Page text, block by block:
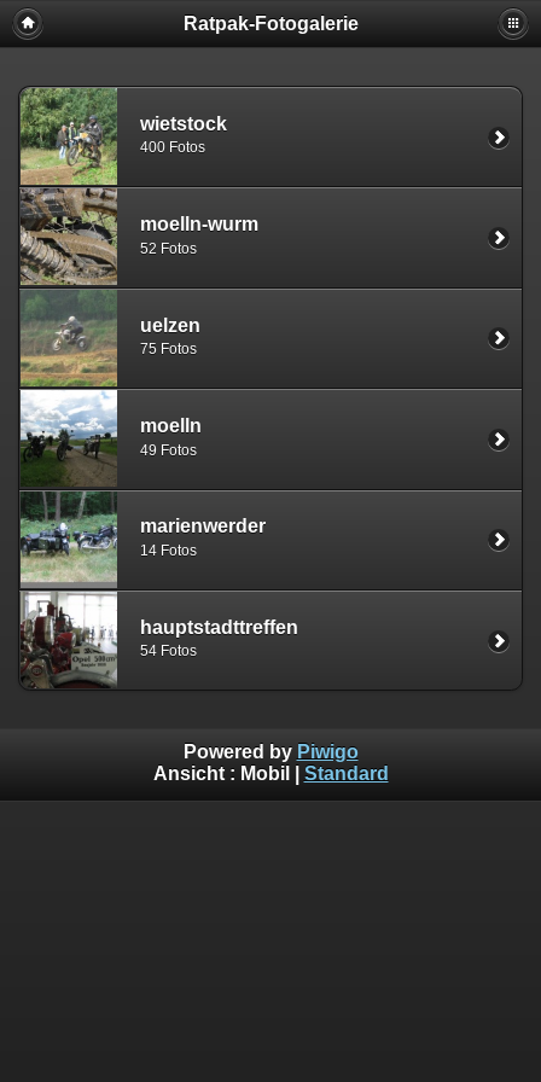
Ratpak-Fotogalerie
wietstock
400 Fotos
moelln-wurm
52 Fotos
uelzen
75 Fotos
moelln
49 Fotos
marienwerder
14 Fotos
hauptstadttreffen
54 Fotos
Powered by Piwigo
Ansicht : Mobil Standard